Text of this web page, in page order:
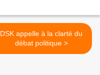
DSK appelle à la clarté du
débat politique >